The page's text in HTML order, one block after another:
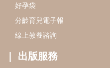
好孕袋
分齡育兒電子報
線上教養諮詢
出版服務